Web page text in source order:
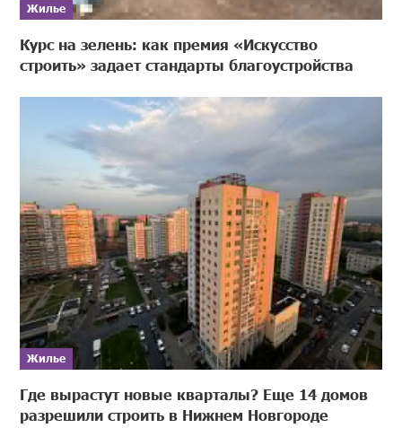
Жилье
Курс на зелень: как премия «Искусство
строить» задает стандарты благоустройства
Жилье
Где вырастут новые кварталы? Еще 14 домов
разрешили строить в Нижнем Новгороде